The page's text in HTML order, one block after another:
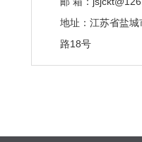
地址：江苏省盐
路18号